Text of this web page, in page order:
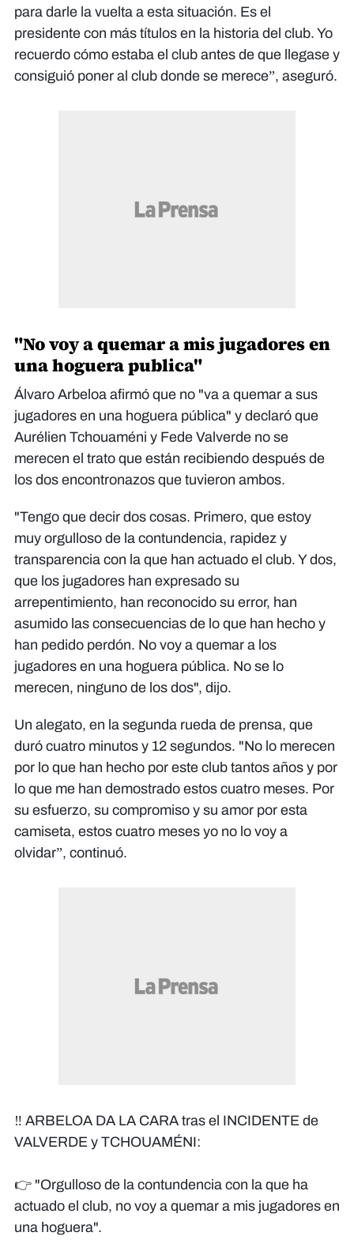
para darle la vuelta a esta situación. Es el
presidente con más títulos en la historia del club. Yo
recuerdo cómo estaba el club antes de que llegase y
consiguió poner al club donde se merece”, aseguró.
"No voy a quemar a mis jugadores en
una hoguera publica"
Álvaro Arbeloa afirmó que no "va a quemar a sus
jugadores en una hoguera pública" y declaró que
Aurélien Tchouaméni y Fede Valverde no se
merecen el trato que están recibiendo después de
los dos encontronazos que tuvieron ambos.
"Tengo que decir dos cosas. Primero, que estoy
muy orgulloso de la contundencia, rapidez y
transparencia con la que han actuado el club. Y dos,
que los jugadores han expresado su
arrepentimiento, han reconocido su error, han
asumido las consecuencias de lo que han hecho y
han pedido perdón. No voy a quemar a los
jugadores en una hoguera pública. No se lo
merecen, ninguno de los dos", dijo.
Un alegato, en la segunda rueda de prensa, que
duró cuatro minutos y 12 segundos. "No lo merecen
por lo que han hecho por este club tantos años y por
lo que me han demostrado estos cuatro meses. Por
su esfuerzo, su compromiso y su amor por esta
camiseta, estos cuatro meses yo no lo voy a
olvidar”, continuó.
‼️ ARBELOA DA LA CARA tras el INCIDENTE de
VALVERDE y TCHOUAMÉNI:
👉 "Orgulloso de la contundencia con la que ha
actuado el club, no voy a quemar a mis jugadores en
una hoguera".